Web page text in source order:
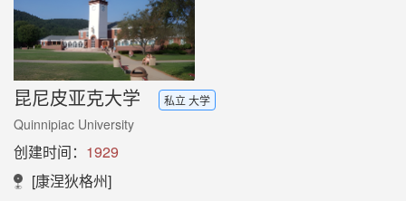
昆尼皮亚克大学 私立 大学
Quinnipiac University
创建时间： 1929
[康涅狄格州]